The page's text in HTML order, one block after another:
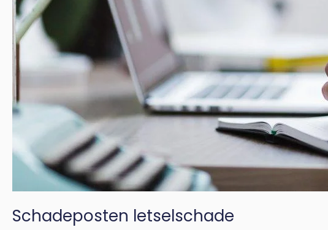
Schadeposten letselschade